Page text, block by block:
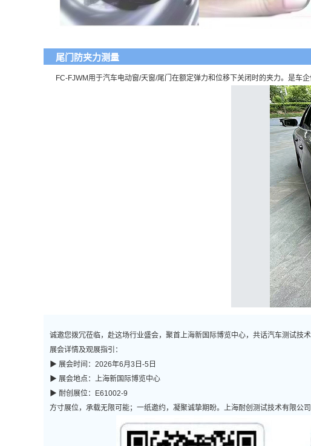
尾门防夹力测量
FC-FJWM用于汽车电动窗/天窗/尾门在额定弹力和位移下关闭时的夹力。是车
诚邀您拨冗莅临，赴这场行业盛会，聚首上海新国际博览中心，共话汽车测试技
展会详情及观展指引：
▶ 展会时间：2026年6月3日-5日
▶ 展会地点：上海新国际博览中心
▶ 耐创展位：E61002-9
方寸展位，承载无限可能；一纸邀约，凝聚诚挚期盼。上海耐创测试技术有限公